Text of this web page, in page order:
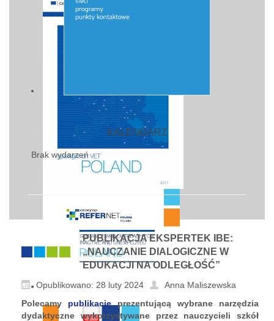
KALENDARZ
Brak wydarzeń
PUBLIKACJA EKSPERTEK IBE:
„NAUCZANIE DIALOGICZNE W
EDUKACJI NA ODLEGŁOŚĆ”
Opublikowano: 28 luty 2024
Anna Maliszewska
Polecamy publikacjęprezentującą wybrane narzędzia
dydaktyczne wykorzystywane przez nauczycieli szkół